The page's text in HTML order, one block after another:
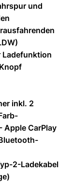
und
Ladefunktion
inkl. 2
Apple CarPlay
2-Ladekabel